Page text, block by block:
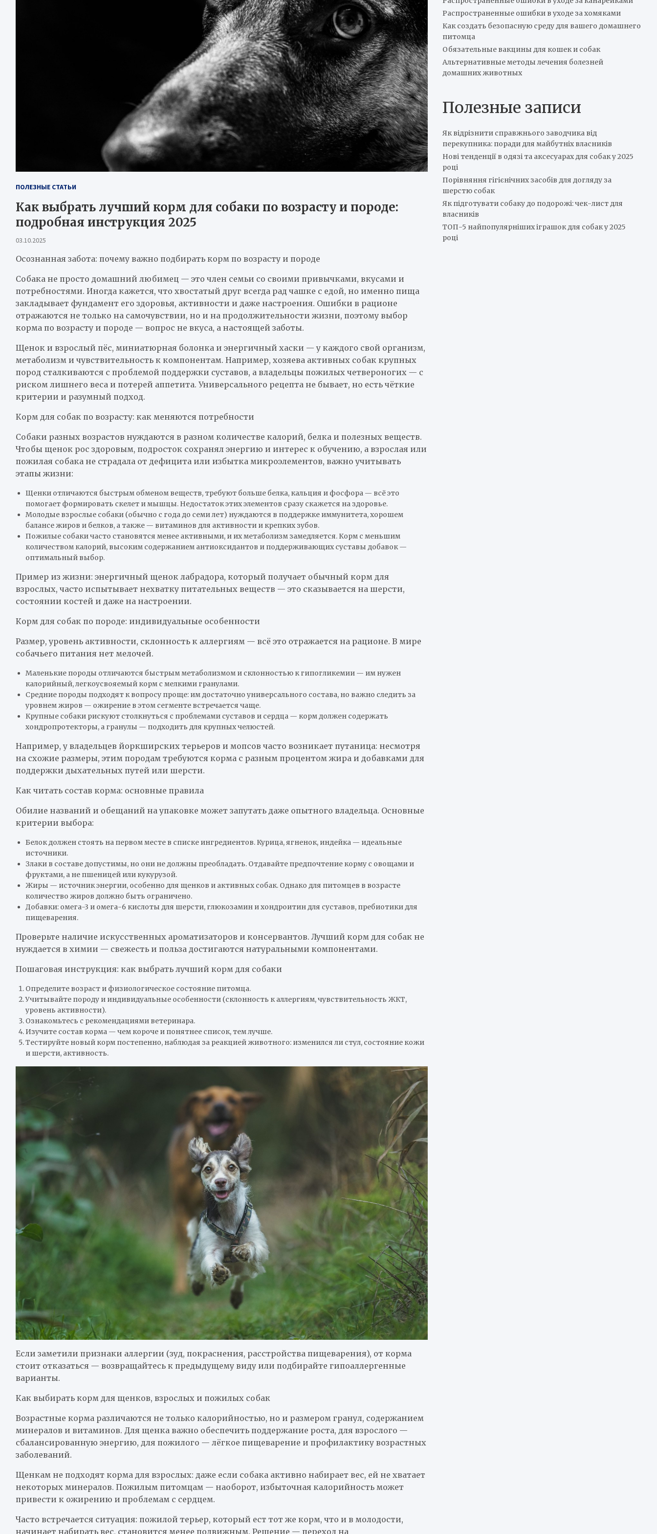
ПОЛЕЗНЫЕ СТАТЬИ
Как выбрать лучший корм для собаки по возрасту и породе:
подробная инструкция 2025
03.10.2025
Осознанная забота: почему важно подбирать корм по возрасту и породе
Собака не просто домашний любимец — это член семьи со своими привычками, вкусами и
потребностями. Иногда кажется, что хвостатый друг всегда рад чашке с едой, но именно пища
закладывает фундамент его здоровья, активности и даже настроения. Ошибки в рационе
отражаются не только на самочувствии, но и на продолжительности жизни, поэтому выбор
корма по возрасту и породе — вопрос не вкуса, а настоящей заботы.
Щенок и взрослый пёс, миниатюрная болонка и энергичный хаски — у каждого свой организм,
метаболизм и чувствительность к компонентам. Например, хозяева активных собак крупных
пород сталкиваются с проблемой поддержки суставов, а владельцы пожилых четвероногих — с
риском лишнего веса и потерей аппетита. Универсального рецепта не бывает, но есть чёткие
критерии и разумный подход.
Корм для собак по возрасту: как меняются потребности
Собаки разных возрастов нуждаются в разном количестве калорий, белка и полезных веществ.
Чтобы щенок рос здоровым, подросток сохранял энергию и интерес к обучению, а взрослая или
пожилая собака не страдала от дефицита или избытка микроэлементов, важно учитывать
этапы жизни:
Щенки отличаются быстрым обменом веществ, требуют больше белка, кальция и фосфора — всё это
помогает формировать скелет и мышцы. Недостаток этих элементов сразу скажется на здоровье.
Молодые взрослые собаки (обычно с года до семи лет) нуждаются в поддержке иммунитета, хорошем
балансе жиров и белков, а также — витаминов для активности и крепких зубов.
Пожилые собаки часто становятся менее активными, и их метаболизм замедляется. Корм с меньшим
количеством калорий, высоким содержанием антиоксидантов и поддерживающих суставы добавок —
оптимальный выбор.
Пример из жизни: энергичный щенок лабрадора, который получает обычный корм для
взрослых, часто испытывает нехватку питательных веществ — это сказывается на шерсти,
состоянии костей и даже на настроении.
Корм для собак по породе: индивидуальные особенности
Размер, уровень активности, склонность к аллергиям — всё это отражается на рационе. В мире
собачьего питания нет мелочей.
Маленькие породы отличаются быстрым метаболизмом и склонностью к гипогликемии — им нужен
калорийный, легкоусвояемый корм с мелкими гранулами.
Средние породы подходят к вопросу проще: им достаточно универсального состава, но важно следить за
уровнем жиров — ожирение в этом сегменте встречается чаще.
Крупные собаки рискуют столкнуться с проблемами суставов и сердца — корм должен содержать
хондропротекторы, а гранулы — подходить для крупных челюстей.
Например, у владельцев йоркширских терьеров и мопсов часто возникает путаница: несмотря
на схожие размеры, этим породам требуются корма с разным процентом жира и добавками для
поддержки дыхательных путей или шерсти.
Как читать состав корма: основные правила
Обилие названий и обещаний на упаковке может запутать даже опытного владельца. Основные
критерии выбора:
Белок должен стоять на первом месте в списке ингредиентов. Курица, ягненок, индейка — идеальные
источники.
Злаки в составе допустимы, но они не должны преобладать. Отдавайте предпочтение корму с овощами и
фруктами, а не пшеницей или кукурузой.
Жиры — источник энергии, особенно для щенков и активных собак. Однако для питомцев в возрасте
количество жиров должно быть ограничено.
Добавки: омега-3 и омега-6 кислоты для шерсти, глюкозамин и хондроитин для суставов, пребиотики для
пищеварения.
Проверьте наличие искусственных ароматизаторов и консервантов. Лучший корм для собак не
нуждается в химии — свежесть и польза достигаются натуральными компонентами.
Пошаговая инструкция: как выбрать лучший корм для собаки
Определите возраст и физиологическое состояние питомца.
Учитывайте породу и индивидуальные особенности (склонность к аллергиям, чувствительность ЖКТ,
уровень активности).
Ознакомьтесь с рекомендациями ветеринара.
Изучите состав корма — чем короче и понятнее список, тем лучше.
Тестируйте новый корм постепенно, наблюдая за реакцией животного: изменился ли стул, состояние кожи
и шерсти, активность.
Если заметили признаки аллергии (зуд, покраснения, расстройства пищеварения), от корма
стоит отказаться — возвращайтесь к предыдущему виду или подбирайте гипоаллергенные
варианты.
Как выбирать корм для щенков, взрослых и пожилых собак
Возрастные корма различаются не только калорийностью, но и размером гранул, содержанием
минералов и витаминов. Для щенка важно обеспечить поддержание роста, для взрослого —
сбалансированную энергию, для пожилого — лёгкое пищеварение и профилактику возрастных
заболеваний.
Щенкам не подходят корма для взрослых: даже если собака активно набирает вес, ей не хватает
некоторых минералов. Пожилым питомцам — наоборот, избыточная калорийность может
привести к ожирению и проблемам с сердцем.
Часто встречается ситуация: пожилой терьер, который ест тот же корм, что и в молодости,
начинает набирать вес, становится менее подвижным. Решение — переход на
Распространенные ошибки в уходе за хомяками
Как создать безопасную среду для вашего домашнего
питомца
Обязательные вакцины для кошек и собак
Альтернативные методы лечения болезней
домашних животных
Полезные записи
Як відрізнити справжнього заводчика від
перекупника: поради для майбутніх власників
Нові тенденції в одязі та аксесуарах для собак у 2025
році
Порівняння гігієнічних засобів для догляду за
шерстю собак
Як підготувати собаку до подорожі: чек-лист для
власників
ТОП-5 найпопулярніших іграшок для собак у 2025
році